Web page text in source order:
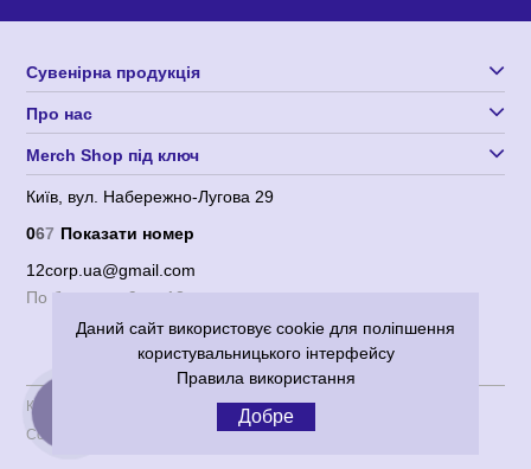
Сувенірна продукція
Про нас
Merch Shop під ключ
Київ, вул. Набережно-Лугова 29
067 Показати номер
12corp.ua@gmail.com
По будням с 9 до 18
Користувача угода
Політика конфіденційності
Corporation 12
© 2012-2026 Всі права захищені.
Даний сайт використовує cookie для поліпшення
користувальницького інтерфейсу
Правила використання
Добре